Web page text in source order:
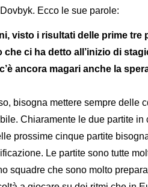
Ecco le sue parole:
visto i risultati delle prime tre
ci ha detto all’inizio di
ancora magari anche la
bisogna mettere sempre delle
Chiaramente le due partite in
prossime cinque partite
Le partite sono tutte
squadre che sono molto